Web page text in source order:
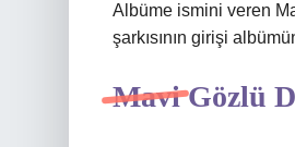
Albüme ismini veren
şarkısının girişi
Mavi Gözlü